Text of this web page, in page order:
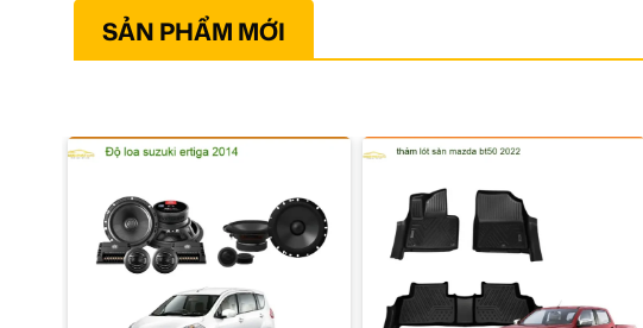
SẢN PHẨM MỚI